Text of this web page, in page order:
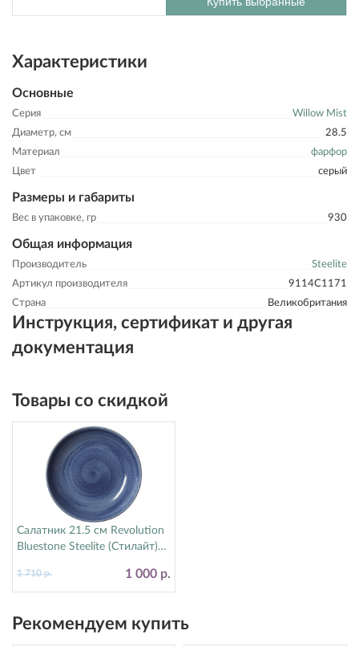
Характеристики
Основные
Серия
Willow Mist
Диаметр, см
28.5
Материал
фарфор
Цвет
серый
Размеры и габариты
Вес в упаковке, гр 930
Общая информация
Производитель
Steelite
Артикул производителя
9114C1171
Страна
Великобритания
Инструкция, сертификат и другая
документация
Товары со скидкой
Салатник 21.5 см Revolution
Bluestone Steelite (Стилайт)
1 000 р.
1 710 р.
Рекомендуем купить